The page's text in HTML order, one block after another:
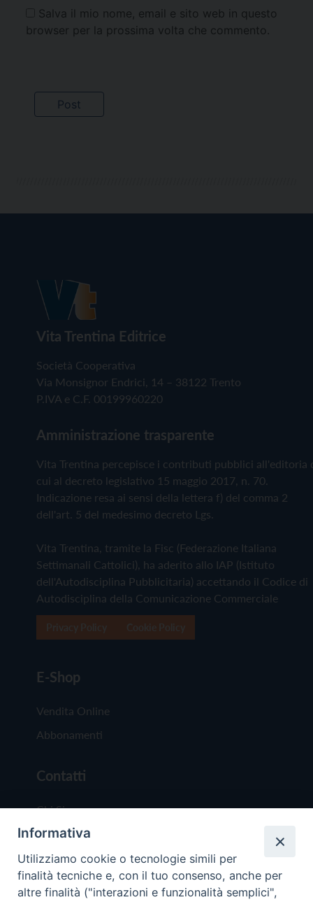
Salva il mio nome, email e sito web in questo
browser per la prossima volta che commento.
Vita Trentina Editrice
Società Cooperativa
Via Monsignor Endrici, 14 – 38122 Trento
P.IVA e C.F. 00199960220
Amministrazione trasparente
Vita Trentina percepisce i contributi pubblici all'editoria
cui al decreto legislativo 15 maggio 2017, n. 70.
Indicazione resa ai sensi della lettera f) del comma 2
dell'art. 5 del medesimo decreto Lgs.
Vita Trentina, tramite la Fisc (Federazione Italiana
Settimanali Cattolici), ha aderito allo IAP (Istituto
dell'Autodisciplina Pubblicitaria) accettando il Codice di
Autodisciplina della Comunicazione Commerciale
E-Shop
Vendita Online
Abbonamenti
Contatti
Chi Siamo
Redazione
Scrivici
Informativa
Utilizziamo cookie o tecnologie simili per
finalità tecniche e, con il tuo consenso, anche per
altre finalità ("interazioni e funzionalità semplici",